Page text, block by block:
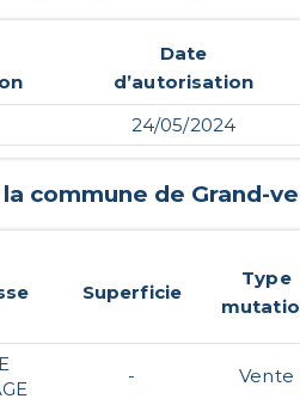
Date
d’autorisation
24/05/2024
commune de Grand-
Superficie
Type
- Vente